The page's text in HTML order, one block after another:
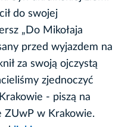
do swojej
„Do Mikołaja
przed wyjazdem na
za swoją ojczystą
zjednoczyć
- piszą na
ZUwP w Krakowie.